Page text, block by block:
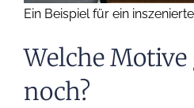
Ein Beispiel für ein
Welche Motive
noch?